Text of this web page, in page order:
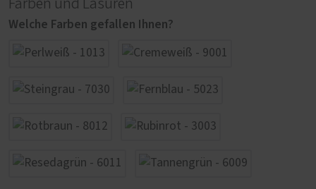
Farben und Lasuren
Welche Farben gefallen Ihnen?